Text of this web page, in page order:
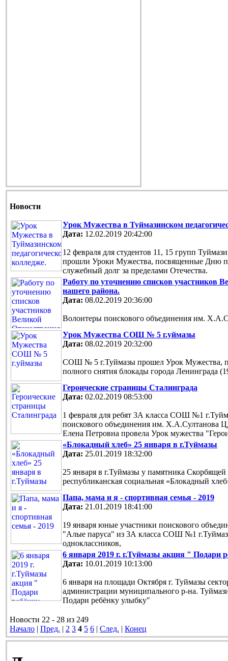
Новости
Урок Мужества в Туймазинском
Дата: 12.02.2019 20:42:00
12 февраля для студентов 11, 15 групп
прошли Уроки Мужества, посвященные Дню
служебный долг за пределами Отечества.
Работу по уточнению списков участников
нашего района.
Дата: 08.02.2019 20:36:00
Волонтеры поискового объединения им.
Урок Мужества СОШ № 5 г.уймазы
Дата: 08.02.2019 20:32:00
СОШ № 5 г.Туймазы прошел Урок Мужества,
полного снятия блокады города Ленинграда
Героические страницы Сталинграда
Дата: 02.02.2019 08:53:00
1 февраля для ребят 3А класса СОШ №1
поискового объединения им. Х.А.Султанова
Елена Петровна провела Урок мужества
«Блокадный хлеб» 25 января в г.Туймазы
Дата: 25.01.2019 18:32:00
25 января в г.Туймазы у памятника Скорбящей
республиканская социальная «Блокадный
Папа, мама и я - спортивная семья - 2019
Дата: 21.01.2019 18:41:00
19 января юные участники поискового
"Алые паруса" из 3А класса СОШ №1
одноклассников,
6 января 2019 г. г.Туймазы акция " Подари
Дата: 10.01.2019 10:13:00
6 января на площади Октября г. Туймазы
администрации муниципального р-на.
Подари ребёнку улыбку"
Новости 22 - 28 из 249
Начало | Пред. | 2 3 4 5 6 | След. | Конец